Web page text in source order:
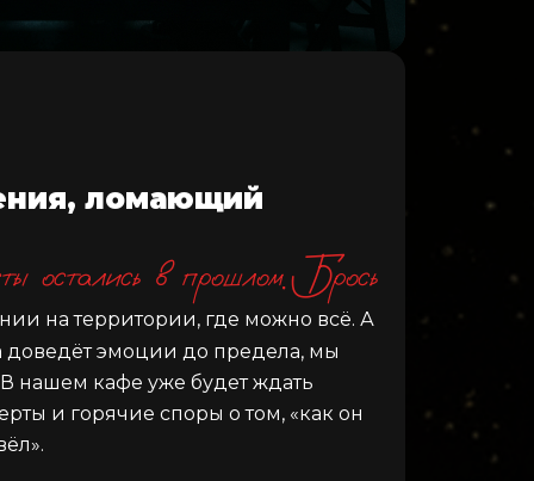
ломающий
остались в прошлом. Брось
на территории, где можно всё. А
доведёт эмоции до предела, мы
В нашем кафе уже будет ждать
и горячие споры о том, «как он